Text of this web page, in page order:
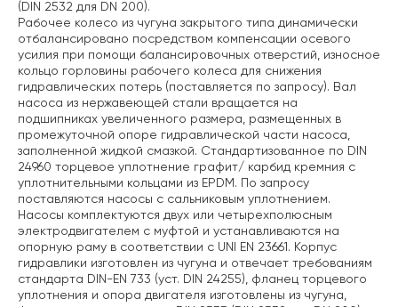
(DIN 2532 для DN 200).
Рабочее колесо из чугуна закрытого типа динамически
отбалансировано посредством компенсации осевого
усилия при помощи балансировочных отверстий, износное
кольцо горловины рабочего колеса для снижения
гидравлических потерь (поставляется по запросу). Вал
насоса из нержавеющей стали вращается на
подшипниках увеличенного размера, размещенных в
промежуточной опоре гидравлической части насоса,
заполненной жидкой смазкой. Стандартизованное по DIN
24960 торцевое уплотнение графит/ карбид кремния с
уплотнительными кольцами из EPDM. По запросу
поставляются насосы с сальниковым уплотнением.
Насосы комплектуются двух или четырехполюсным
электродвигателем с муфтой и устанавливаются на
опорную раму в соответствии с UNI EN 23661. Корпус
гидравлики изготовлен из чугуна и отвечает требованиям
стандарта DIN-EN 733 (уст. DIN 24255), фланец торцевого
уплотнения и опора двигателя изготовлены из чугуна,